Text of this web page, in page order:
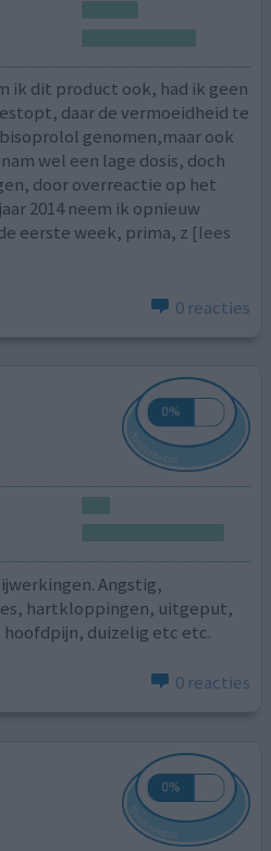
ik dit product ook, had ik geen
daar de vermoeidheid te
genomen,maar ook
wel een lage dosis, doch
door overreactie op het
2014 neem ik opnieuw
eerste week, prima, z [lees
0 reacties
Angstig,
hartkloppingen, uitgeput,
duizelig etc etc.
0 reacties